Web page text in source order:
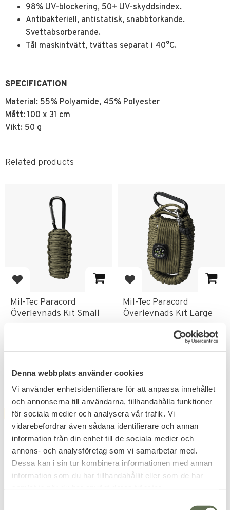
Denna webbplats använder cookies
Vi använder enhetsidentifierare för att anpassa innehållet
och annonserna till användarna, tillhandahålla funktioner
för sociala medier och analysera vår trafik. Vi
vidarebefordrar även sådana identifierare och annan
information från din enhet till de sociala medier och
annons- och analysföretag som vi samarbetar med.
Dessa kan i sin tur kombinera informationen med annan
information som du har tillhandahållit eller som de har
98% UV-blockering, 50+ UV-skyddsindex.
Antibakteriell, antistatisk, snabbtorkande.
Svettabsorberande.
Tål maskintvätt, tvättas separat i 40°C.
SPECIFICATION
Material: 55% Polyamide, 45% Polyester
Mått: 100 x 31 cm
Vikt: 50 g
Related products
Add to favorites
Mil-Tec Paracord
Överlevnads Kit Small
Add to favorites
Mil-Tec Paracord
Överlevnads Kit Large
FAVORITE FAVORITE